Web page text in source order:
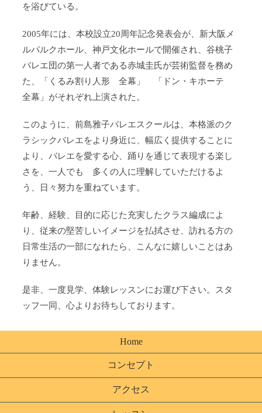
を浴びている。
2005年には、本校設立20周年記念発表会が、新大阪メ
ルパルクホール、神戸文化ホールで開催され、谷桃子
バレエ団の第一人者である赤城圭氏が芸術監督を務め
た、「くるみ割り人形 全幕」 「ドン・キホーテ
全幕」がそれぞれ上演された。
このように、前島雅子バレエスクールは、本格派のク
ラシックバレエをより身近に、幅広く提供することに
より、バレエを愛する心、踊りを通じて表現する楽し
さを、一人でも 多くの人に理解していただけるよ
う、日々努力を重ねています。
年齢、経験、目的に応じた充実したクラス編成によ
り、従来の堅苦しいイメージを払拭させ、訪れる方の
日常生活の一部になれたら、こんなに嬉しいことはあ
りません。
是非、一度見学、体験レッスンにお運び下さい。スタ
ッフ一同、心よりお待ちしております。
Home
コンセプト
アクセス